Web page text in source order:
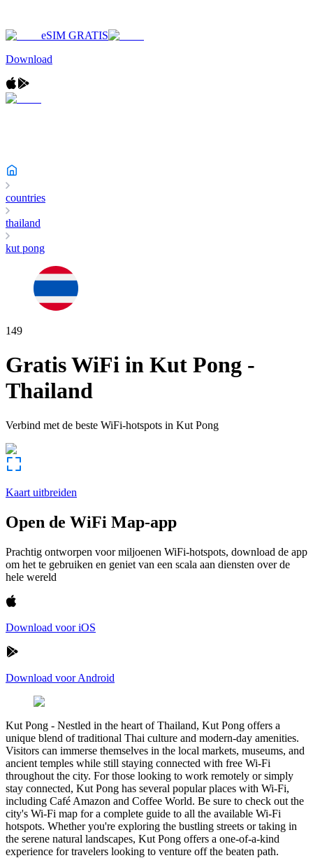
eSIM GRATIS
Download
countries
thailand
kut pong
149
Gratis WiFi in Kut Pong -
Thailand
Verbind met de beste WiFi-hotspots in Kut Pong
Kaart uitbreiden
Open de WiFi Map-app
Prachtig ontworpen voor miljoenen WiFi-hotspots, download de app
om het te gebruiken en geniet van een scala aan diensten over de
hele wereld
Download voor iOS
Download voor Android
Kut Pong - Nestled in the heart of Thailand, Kut Pong offers a
unique blend of traditional Thai culture and modern-day amenities.
Visitors can immerse themselves in the local markets, museums, and
ancient temples while still staying connected with free Wi-Fi
throughout the city. For those looking to work remotely or simply
stay connected, Kut Pong has several popular places with Wi-Fi,
including Café Amazon and Coffee World. Be sure to check out the
city's Wi-Fi map for a complete guide to all the available Wi-Fi
hotspots. Whether you're exploring the bustling streets or taking in
the serene natural landscapes, Kut Pong offers a one-of-a-kind
experience for travelers looking to venture off the beaten path.